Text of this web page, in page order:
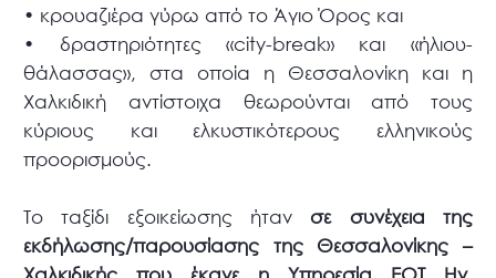
• κρουαζιέρα γύρω από το Άγιο Όρος και
• δραστηριότητες «city-break» και «ήλιου-
θάλασσας», στα οποία η Θεσσαλονίκη και η
Χαλκιδική αντίστοιχα θεωρούνται από τους
κύριους και ελκυστικότερους ελληνικούς
προορισμούς.
Το ταξίδι εξοικείωσης ήτανσε συνέχεια της
εκδήλωσης/παρουσίασης της Θεσσαλονίκης –